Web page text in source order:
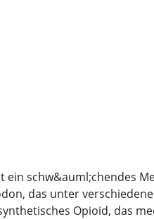
schw&auml;chendes
das unter
Opioid, das